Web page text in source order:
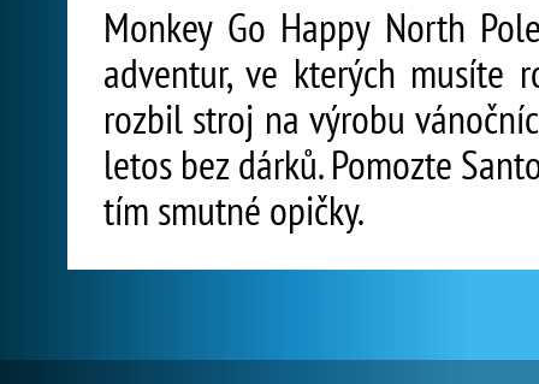
Monkey Go Happy North
adventur, ve kterých musíte
rozbil stroj na výrobu
letos bez dárků. Pomozte
tím smutné opičky.